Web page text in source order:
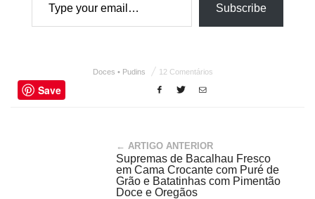
Subscribe
Doces • Pudins 12 Comentários
Save
← ARTIGO ANTERIOR
Supremas de Bacalhau Fresco
em Cama Crocante com Puré de
Grão e Batatinhas com Pimentão
Doce e Oregãos